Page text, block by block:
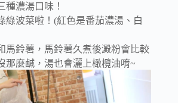
種濃湯口味！
綠波菜啦！(紅色是番茄濃湯、 白
馬鈴薯，馬鈴薯久煮後澱粉會比較
那麼鹹，湯也會灑上橄欖油唷~